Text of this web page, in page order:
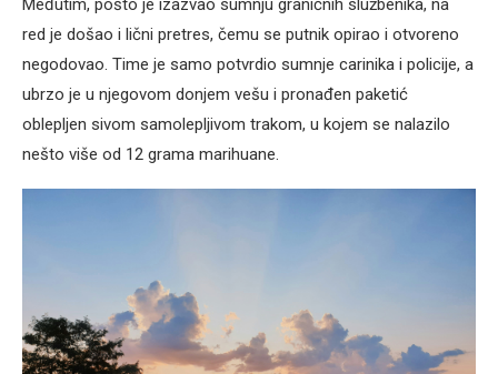
Međutim, pošto je izazvao sumnju graničnih službenika, na
red je došao i lični pretres, čemu se putnik opirao i otvoreno
negodovao. Time je samo potvrdio sumnje carinika i policije, a
ubrzo je u njegovom donjem vešu i pronađen paketić
oblepljen sivom samolepljivom trakom, u kojem se nalazilo
nešto više od 12 grama marihuane.